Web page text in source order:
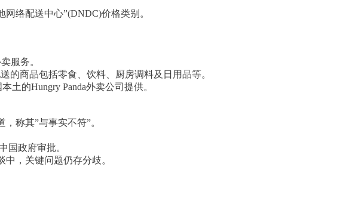
网络配送中心”(DNDC)价格类别。
服务。
的商品包括零食、饮料、厨房调料及日用品等。
的Hungry Panda外卖公司提供。
称其”与事实不符”。
国政府审批。
，关键问题仍存分歧。